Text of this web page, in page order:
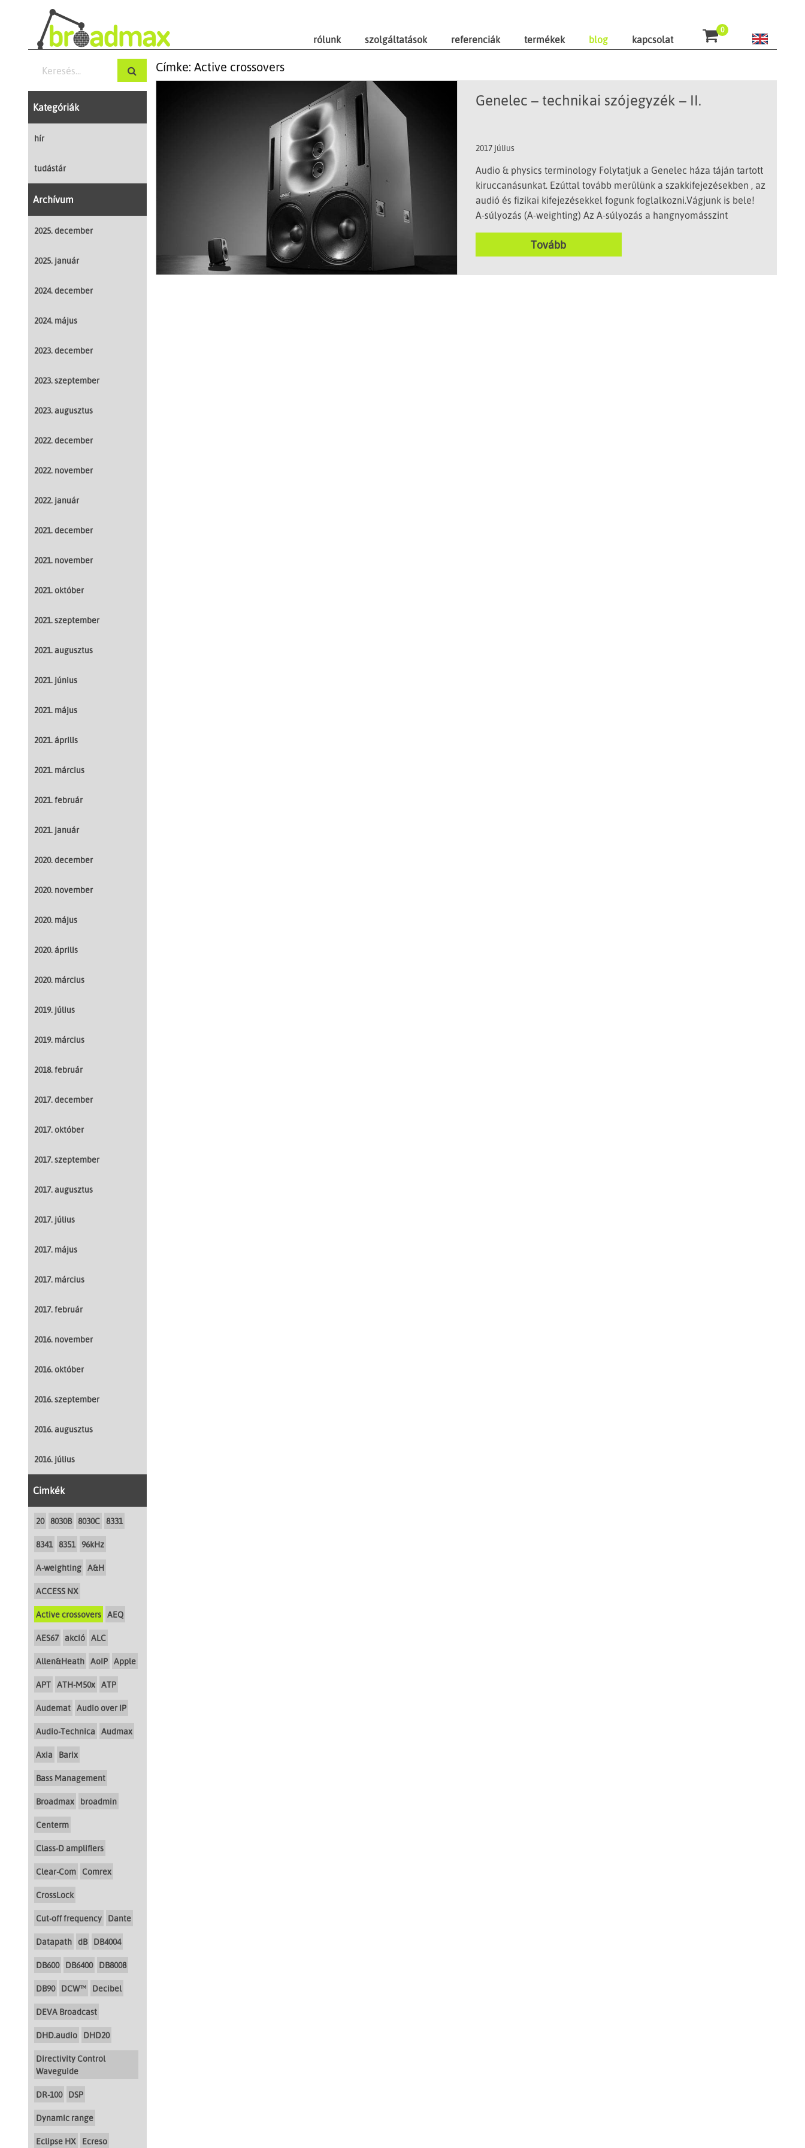
rólunk szolgáltatások referenciák termékek blog kapcsolat
0
Kategóriák
hír
tudástár
Archívum
2025. december
2025. január
2024. december
2024. május
2023. december
2023. szeptember
2023. augusztus
2022. december
2022. november
2022. január
2021. december
2021. november
2021. október
2021. szeptember
2021. augusztus
2021. június
2021. május
2021. április
2021. március
2021. február
2021. január
2020. december
2020. november
2020. május
2020. április
2020. március
2019. július
2019. március
2018. február
2017. december
2017. október
2017. szeptember
2017. augusztus
2017. július
2017. május
2017. március
2017. február
2016. november
2016. október
2016. szeptember
2016. augusztus
2016. július
Cimkék
20 8030B 8030C 8331
8341 8351 96kHz
A-weighting A&H
ACCESS NX
Active crossovers AEQ
AES67 akció ALC
Allen&Heath AoIP Apple
APT ATH-M50x ATP
Audemat Audio over IP
Audio-Technica Audmax
Axia Barix
Bass Management
Broadmax broadmin
Centerm
Class-D amplifiers
Clear-Com Comrex
CrossLock
Cut-off frequency Dante
Datapath dB DB4004
DB600 DB6400 DB8008
DB90 DCW™ Decibel
DEVA Broadcast
DHD.audio DHD20
Directivity Control
Waveguide
DR-100 DSP
Dynamic range
Eclipse HX Ecreso
Címke: Active crossovers
Genelec – technikai szójegyzék – II.
2017 július
Audio & physics terminology Folytatjuk a Genelec háza táján tartott
kiruccanásunkat. Ezúttal tovább merülünk a szakkifejezésekben , az
audió és fizikai kifejezésekkel fogunk foglalkozni.Vágjunk is bele!
A-súlyozás (A-weighting) Az A-súlyozás a hangnyomásszint
méréséhez kapcsolódik. Súlyozást azért használunk, mert az emberi
hallórendszer bizonyos frekvenciákon (500 Hz és 8 kHz között)
érzékenyebb, mint másokon (nagyon alacsony […]
Tovább